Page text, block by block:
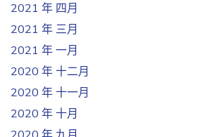
2021 年 四月
2021 年 三月
2021 年 一月
2020 年 十二月
2020 年 十一月
2020 年 十月